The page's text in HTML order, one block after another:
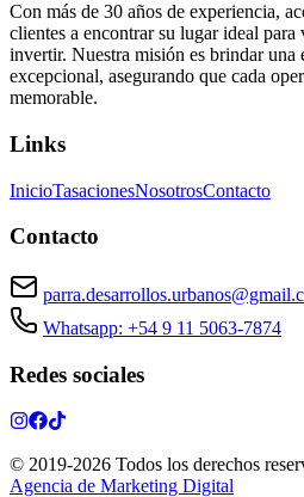
Con más de 30 años de experiencia,
clientes a encontrar su lugar ideal
invertir. Nuestra misión es brindar
excepcional, asegurando que cada
memorable.
Links
InicioTasacionesNosotrosContacto
Contacto
Whatsapp: +54 9 11 5063-7874
Redes sociales
© 2019-2026 Todos los derechos
Agencia de Marketing Digital